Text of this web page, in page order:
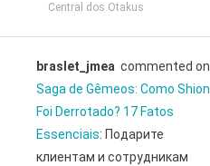
Central dos Otakus
braslet_jmea commented on
Saga de Gêmeos: Como Shion
Foi Derrotado? 17 Fatos
Essenciais: Подарите
клиентам и сотрудникам